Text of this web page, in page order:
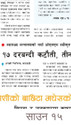
साउन १५